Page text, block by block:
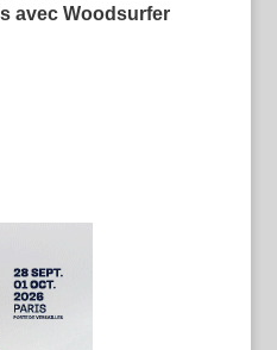
avec Woodsurfer